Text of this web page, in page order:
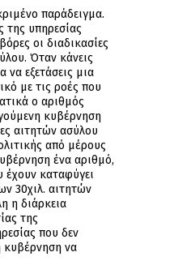
παράδειγμα.
υπηρεσίας
οι διαδικασίες
Όταν κάνεις
να εξετάσεις μια
με τις ροές που
ο αριθμός
κυβέρνηση
αιτητών ασύλου
από μέρους
ένα αριθμό,
καταφύγει
30χιλ. αιτητών
η διάρκεια
της
που δεν
κυβέρνηση να